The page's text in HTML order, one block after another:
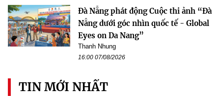
Đà Nẵng phát động Cuộc thi ảnh “Đà
Nẵng dưới góc nhìn quốc tế - Global
Eyes on Da Nang”
Thanh Nhung
16:00 07/08/2026
TIN MỚI NHẤT